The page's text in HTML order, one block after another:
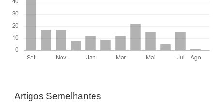
Artigos Semelhantes